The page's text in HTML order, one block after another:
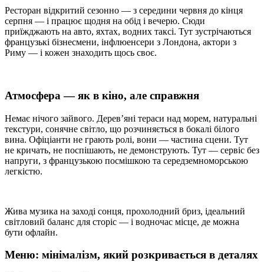
Ресторан відкритий сезонно — з середини червня до кінця
серпня — і працює щодня на обід і вечерю. Сюди
приїжджають на авто, яхтах, водних таксі. Тут зустрічаються
французькі бізнесмени, інфлюенсери з Лондона, актори з
Риму — і кожен знаходить щось своє.
Атмосфера — як в кіно, але справжня
Немає нічого зайвого. Дерев’яні тераси над морем, натуральні
текстури, сонячне світло, що розчиняється в бокалі білого
вина. Офіціанти не грають ролі, вони — частина сцени. Тут
не кричать, не поспішають, не демонструють. Тут — сервіс без
напруги, з французькою посмішкою та середземноморською
легкістю.
Жива музика на заході сонця, прохолодний бриз, ідеальний
світловий баланс для сторіс — і водночас місце, де можна
бути офлайн.
Меню: мінімалізм, який розкривається в деталях